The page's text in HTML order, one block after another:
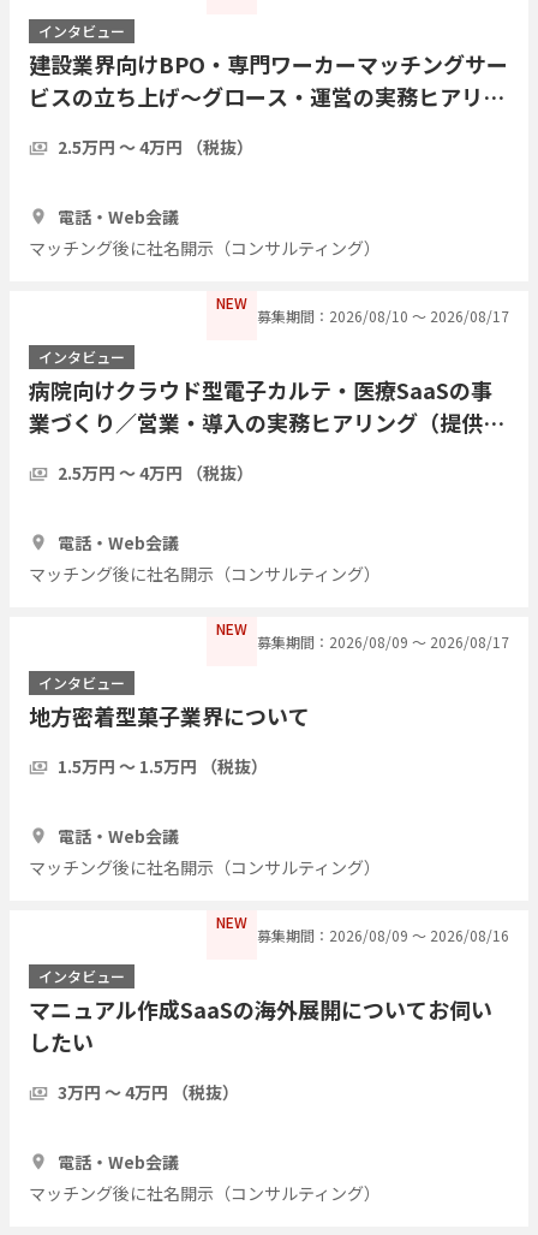
インタビュー
建設業界向けBPO・専門ワーカーマッチングサー
ビスの立ち上げ〜グロース・運営の実務ヒアリン
ず）2.5万円 〜 4万円 （税抜）
電話・Web会議
マッチング後に社名開示（コンサルティング）
NEW
募集期間：2026/08/10 〜 2026/08/17
インタビュー
病院向けクラウド型電子カルテ・医療SaaSの事
業づくり／営業・導入の実務ヒアリング（提供・
2.5万円 〜 4万円 （税抜）
電話・Web会議
マッチング後に社名開示（コンサルティング）
NEW
募集期間：2026/08/09 〜 2026/08/17
インタビュー
地方密着型菓子業界について
1.5万円 〜 1.5万円 （税抜）
電話・Web会議
マッチング後に社名開示（コンサルティング）
NEW
募集期間：2026/08/09 〜 2026/08/16
インタビュー
マニュアル作成SaaSの海外展開についてお伺い
したい
3万円 〜 4万円 （税抜）
電話・Web会議
マッチング後に社名開示（コンサルティング）